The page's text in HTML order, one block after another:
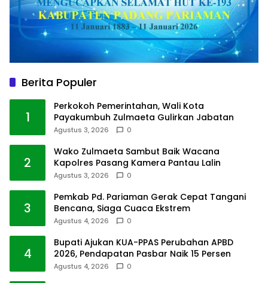
Berita Populer
1
Perkokoh Pemerintahan, Wali Kota
Payakumbuh Zulmaeta Gulirkan Jabatan
Agustus 3, 2026 0
2
Wako Zulmaeta Sambut Baik Wacana
Kapolres Pasang Kamera Pantau Lalin
Agustus 3, 2026 0
3
Pemkab Pd. Pariaman Gerak Cepat Tangani
Bencana, Siaga Cuaca Ekstrem
Agustus 4, 2026 0
4
Bupati Ajukan KUA-PPAS Perubahan APBD
2026, Pendapatan Pasbar Naik 15 Persen
Agustus 4, 2026 0